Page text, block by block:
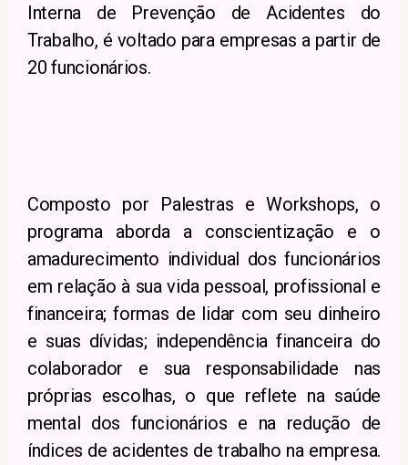
Interna de Prevenção de Acidentes do
Trabalho, é voltado para empresas a partir de
20 funcionários.
Composto por Palestras e Workshops, o
programa aborda a conscientização e o
amadurecimento individual dos funcionários
em relação à sua vida pessoal, profissional e
financeira; formas de lidar com seu dinheiro
e suas dívidas; independência financeira do
colaborador e sua responsabilidade nas
próprias escolhas, o que reflete na saúde
mental dos funcionários e na redução de
índices de acidentes de trabalho na empresa.